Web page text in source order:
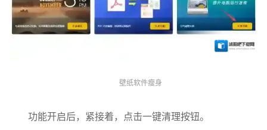
壁纸软件瘦身
功能开启后，紧接着，点击一键清理按钮。